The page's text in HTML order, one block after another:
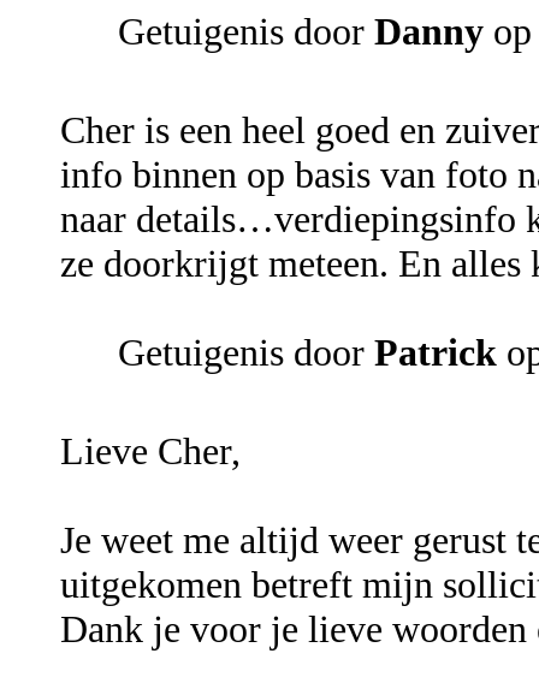
Getuigenis door Danny
Cher is een heel goed en
info binnen op basis van foto
naar details…verdiepingsinfo
ze doorkrijgt meteen. En alles
Getuigenis door Patrick
Lieve Cher,
Je weet me altijd weer gerust
uitgekomen betreft mijn
Dank je voor je lieve woorden